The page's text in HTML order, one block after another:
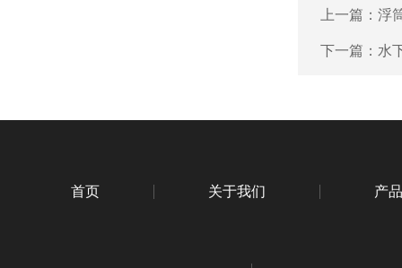
上一篇： 浮
下一篇： 水
首页 关于我们 产